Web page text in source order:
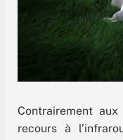
Contrairement
recours à